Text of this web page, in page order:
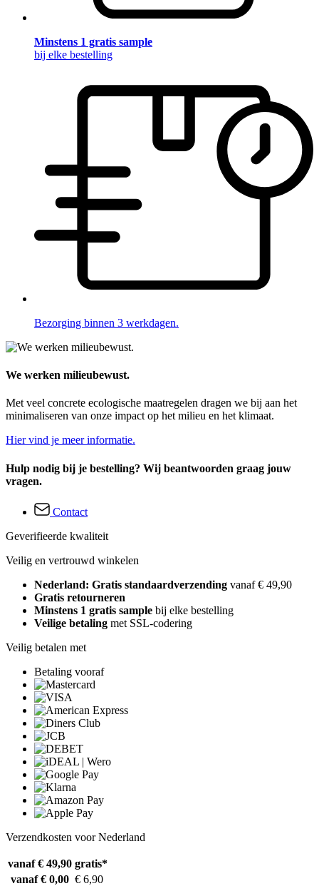
Minstens 1 gratis sample
bij elke bestelling
Bezorging binnen 3 werkdagen.
We werken milieubewust.
Met veel concrete ecologische maatregelen dragen we bij aan het
minimaliseren van onze impact op het milieu en het klimaat.
Hier vind je meer informatie.
Hulp nodig bij je bestelling? Wij beantwoorden graag jouw
vragen.
Contact
Geverifieerde kwaliteit
Veilig en vertrouwd winkelen
Nederland: Gratis standaardverzending vanaf € 49,90
Gratis retourneren
Minstens 1 gratis sample bij elke bestelling
Veilige betaling met SSL-codering
Veilig betalen met
Betaling vooraf
Verzendkosten voor Nederland
vanaf € 49,90 gratis*
vanaf € 0,00 € 6,90